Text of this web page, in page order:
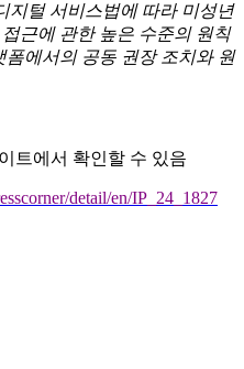
지털 서비스법에 따라 미성년
근에 관한 높은 수준의 원칙
에서의 공동 권장 조치와 원
트에서 확인할 수 있음
detail/en/IP_24_1827